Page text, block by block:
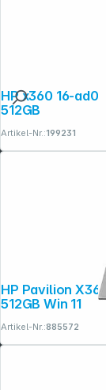
HP x360 16-ad0675ng 40,64cm (16")
512GB
Artikel-Nr.:199231
HP Pavilion X360 14-
512GB Win 11
Artikel-Nr.:885572